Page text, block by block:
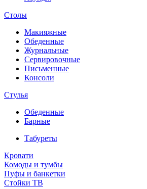
Столы
Макияжные
Обеденные
Журнальные
Сервировочные
Письменные
Консоли
Стулья
Обеденные
Барные
Табуреты
Кровати
Комоды и тумбы
Пуфы и банкетки
Стойки ТВ